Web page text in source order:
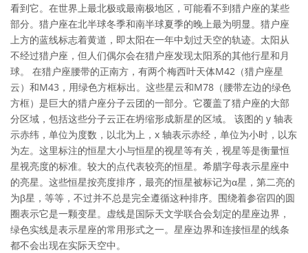
看到它。在世界上最北极或最南极地区，可能看不到猎户座的某些
部分。猎户座在北半球冬季和南半球夏季的晚上最为明显。猎户座
上方的蓝线标志着黄道，即太阳在一年中划过天空的轨迹。太阳从
不经过猎户座，但人们偶尔会在猎户座发现太阳系的其他行星和月
球。 在猎户座腰带的正南方，有两个梅西叶天体M42（猎户座星
云）和M43，用绿色方框标出。这些星云和M78（腰带左边的绿色
方框）是巨大的猎户座分子云团的一部分。它覆盖了猎户座的大部
分区域，包括这些分子云正在坍缩形成新星的区域。 该图的 y 轴表
示赤纬，单位为度数，以北为上，x 轴表示赤经，单位为小时，以东
为左。这里标注的恒星大小与恒星的视星等有关，视星等是衡量恒
星视亮度的标准。较大的点代表较亮的恒星。希腊字母表示星座中
的亮星。这些恒星按亮度排序，最亮的恒星被标记为α星，第二亮的
为β星，等等，不过并不总是完全遵循这种排序。围绕着参宿四的圆
圈表示它是一颗变星。虚线是国际天文学联合会划定的星座边界，
绿色实线是表示星座的常用形式之一。星座边界和连接恒星的线条
都不会出现在实际天空中。